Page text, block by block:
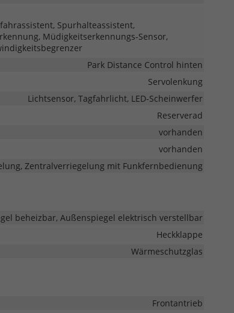
Spurhalteassistent,
Müdigkeitserkennungs-Sensor,
Park Distance Control hinten
Servolenkung
Lichtsensor, Tagfahrlicht, LED-Scheinwerfer
Reserverad
vorhanden
vorhanden
Zentralverriegelung mit Funkfernbedienung
beheizbar, Außenspiegel elektrisch verstellbar
Heckklappe
Wärmeschutzglas
Frontantrieb